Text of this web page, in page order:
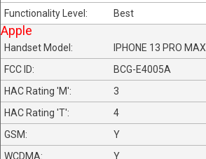
Best
Apple
IPHONE 13 PRO MAX
BCG-E4005A
3
4
Y
Y